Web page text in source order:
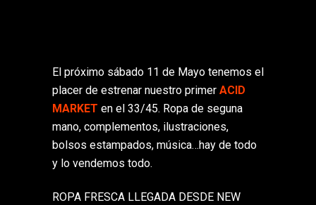
El próximo sábado 11 de Mayo tenemos el
placer de estrenar nuestro primer ACID
MARKET en el 33/45. Ropa de seguna
mano, complementos, ilustraciones,
bolsos estampados, música…hay de todo
y lo vendemos todo.
ROPA FRESCA LLEGADA DESDE NEW